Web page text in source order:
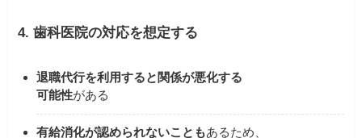
4. 歯科医院の対応を想定する
退職代行を利用すると関係が悪化する
可能性がある
有給消化が認められないこともあるため、